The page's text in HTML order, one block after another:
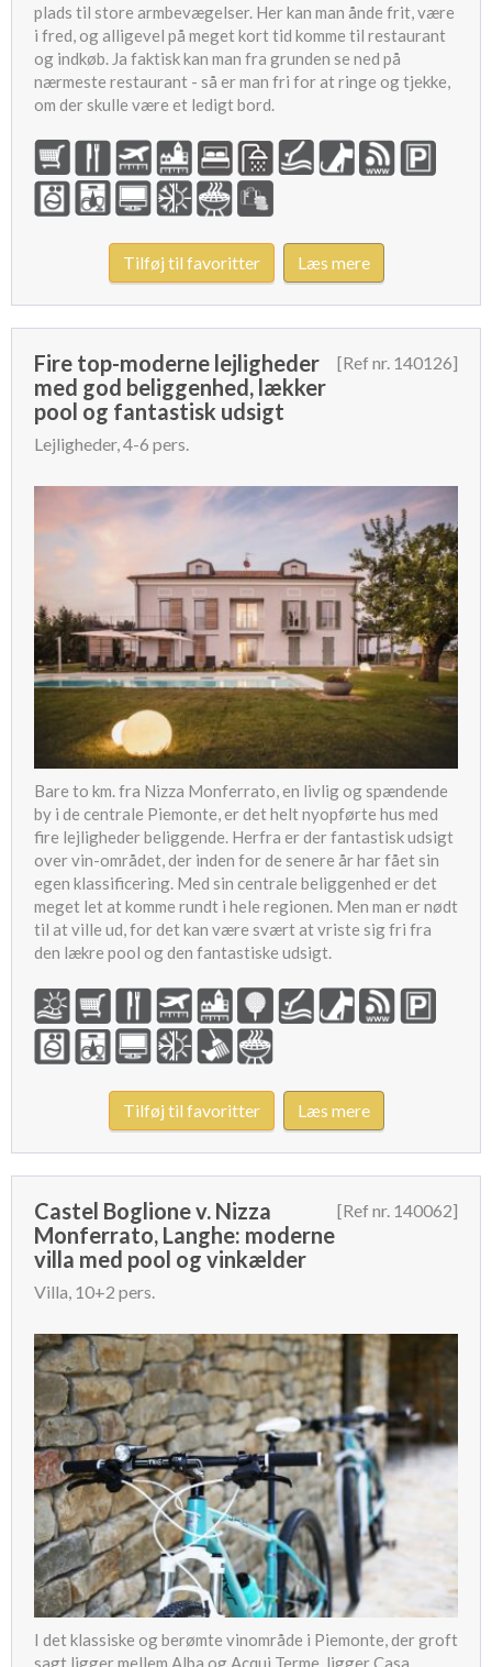
plads til store armbevægelser. Her kan man ånde frit, være
i fred, og alligevel på meget kort tid komme til restaurant
og indkøb. Ja faktisk kan man fra grunden se ned på
nærmeste restaurant - så er man fri for at ringe og tjekke,
om der skulle være et ledigt bord.
Tilføj til favoritter Læs mere
Fire top-moderne lejligheder
med god beliggenhed, lækker
pool og fantastisk udsigt
Lejligheder, 4-6 pers.
[Ref nr. 140126]
Bare to km. fra Nizza Monferrato, en livlig og spændende
by i de centrale Piemonte, er det helt nyopførte hus med
fire lejligheder beliggende. Herfra er der fantastisk udsigt
over vin-området, der inden for de senere år har fået sin
egen klassificering. Med sin centrale beliggenhed er det
meget let at komme rundt i hele regionen. Men man er nødt
til at ville ud, for det kan være svært at vriste sig fri fra
den lækre pool og den fantastiske udsigt.
Tilføj til favoritter Læs mere
Castel Boglione v. Nizza
Monferrato, Langhe: moderne
villa med pool og vinkælder
Villa, 10+2 pers.
[Ref nr. 140062]
I det klassiske og berømte vinområde i Piemonte, der groft
sagt ligger mellem Alba og Acqui Terme, ligger Casa